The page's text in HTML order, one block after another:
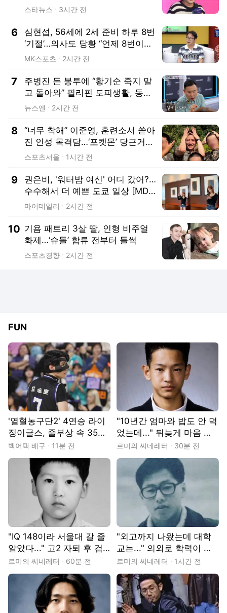
스타뉴스 3시간 전
6
심현섭, 56세에 2세 준비 하루 8번
‘기절’…의사도 당황 “언제 8번이라
고 했냐”
MK스포츠 2시간 전
7
주병진 돈 봉투에 “황기순 죽지 말
고 돌아와” 필리핀 도피생활, 동료
들이 손 내밀어(데이앤나잇)[어제T
뉴스엔 2시간 전
8
“너무 착해” 이준영, 훈련소서 쏟아
진 인성 목격담…‘포켓몬’ 당근거래
후기까지
스포츠서울 1시간 전
9
권은비, '워터밤 여신' 어디 갔어?…
수수해서 더 예쁜 도쿄 일상 [MD
★스타]
마이데일리 2시간 전
10 기욤 패트리 3살 딸, 인형 비주얼
화제…‘슈돌’ 합류 전부터 들썩
스포츠경향 2시간 전
FUN
'열혈농구단2' 4연승 라이
징이글스, 줄부상 속 35년
강호 '펜타곤'과 5연승 승
부
백어택 배구 11분 전
"10년간 엄마와 밥도 안 먹
었는데..." 뒤늦게 마음 연
경희대 출신 연예인
르미의 씨네레터 30분 전
"IQ 148이라 서울대 갈 줄
알았다..." 고2 자퇴 후 검
정고시로 지방대 간 연예인
르미의 씨네레터 60분 전
"외고까지 나왔는데 대학
교는..." 의외로 학력이 다
른 반전의 연예인
르미의 씨네레터 1시간 전